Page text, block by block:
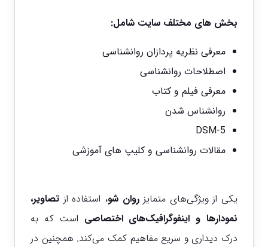
بخش های مختلف سایت شامل:
معرفی نظریه پردازان روانشناسی
اصطلاحات روانشناسی
معرفی فیلم و کتاب
روانشناس شدن
DSM-5
مقالات روانشناسی و کلیپ های آموزشی
یکی از ویژگی‌های متمایزروان شو، استفاده از تصاویر،
نمودارها و اینفوگرافیک‌های اختصاصی است که به
درک دیداری و سریع مفاهیم کمک می‌کند. همچنین در